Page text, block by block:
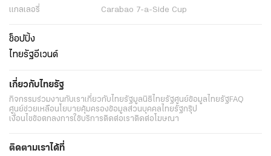
แกลเลอรี่
Carabao 7-a-Side Cup
ช็อปปิ้ง
ไทยรัฐอีเวนต์
เกี่ยวกับไทยรัฐ
กิจกรรมร่วมงานกับเราเกี่ยวกับไทยรัฐมูลนิธิไทยรัฐศูนย์ข้อมูลไทยรัฐFAQ
ศูนย์ช่วยเหลือนโยบายคุ้มครองข้อมูลส่วนบุคคลไทยรัฐกรุ๊ป
เงื่อนไขข้อตกลงการใช้บริการติดต่อเราติดต่อโฆษณา
ติดตามเราได้ที่